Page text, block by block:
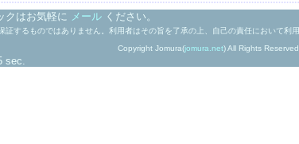
クはお気軽に メール ください。
するものではありません。利用者はその旨を了承の上、自己の責任において利用
Copyright Jomura(jomura.net) All Rights Reserved.
sec.